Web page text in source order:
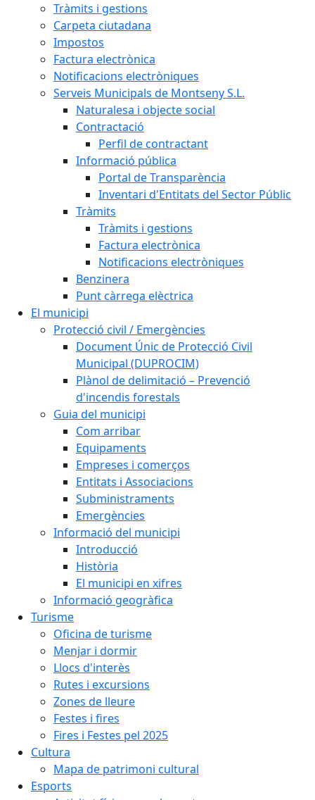
Tràmits i gestions
Carpeta ciutadana
Impostos
Factura electrònica
Notificacions electròniques
Serveis Municipals de Montseny S.L.
Naturalesa i objecte social
Contractació
Perfil de contractant
Informació pública
Portal de Transparència
Inventari d'Entitats del Sector Públic
Tràmits
Tràmits i gestions
Factura electrònica
Notificacions electròniques
Benzinera
Punt càrrega elèctrica
El municipi
Protecció civil / Emergències
Document Únic de Protecció Civil
Municipal (DUPROCIM)
Plànol de delimitació – Prevenció
d'incendis forestals
Guia del municipi
Com arribar
Equipaments
Empreses i comerços
Entitats i Associacions
Subministraments
Emergències
Informació del municipi
Introducció
Història
El municipi en xifres
Informació geogràfica
Turisme
Oficina de turisme
Menjar i dormir
Llocs d'interès
Rutes i excursions
Zones de lleure
Festes i fires
Fires i Festes pel 2025
Cultura
Mapa de patrimoni cultural
Esports